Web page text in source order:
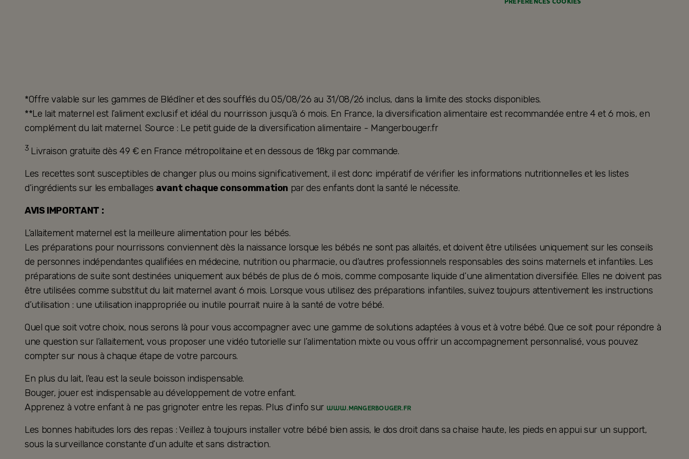
PRÉFÉRENCES COOKIES
*Offre valable sur les gammes de Blédîner et des soufflés du 05/08/26 au 31/08/26 inclus, dans la limite des stocks disponibles.
**Le lait maternel est l’aliment exclusif et idéal du nourrisson jusqu’à 6 mois. En France, la diversification alimentaire est recommandée entre 4 et 6 mois, en
complément du lait maternel. Source : Le petit guide de la diversification alimentaire - Mangerbouger.fr
3 Livraison gratuite dès 49 € en France métropolitaine et en dessous de 18kg par commande.
Les recettes sont susceptibles de changer plus ou moins significativement, il est donc impératif de vérifier les informations nutritionnelles et les listes
d’ingrédients sur les emballages avant chaque consommation par des enfants dont la santé le nécessite.
AVIS IMPORTANT :
L’allaitement maternel est la meilleure alimentation pour les bébés.
Les préparations pour nourrissons conviennent dès la naissance lorsque les bébés ne sont pas allaités, et doivent être utilisées uniquement sur les conseils
de personnes indépendantes qualifiées en médecine, nutrition ou pharmacie, ou d’autres professionnels responsables des soins maternels et infantiles. Les
préparations de suite sont destinées uniquement aux bébés de plus de 6 mois, comme composante liquide d’une alimentation diversifiée. Elles ne doivent pas
être utilisées comme substitut du lait maternel avant 6 mois. Lorsque vous utilisez des préparations infantiles, suivez toujours attentivement les instructions
d’utilisation : une utilisation inappropriée ou inutile pourrait nuire à la santé de votre bébé.
Quel que soit votre choix, nous serons là pour vous accompagner avec une gamme de solutions adaptées à vous et à votre bébé. Que ce soit pour répondre à
une question sur l’allaitement, vous proposer une vidéo tutorielle sur l’alimentation mixte ou vous offrir un accompagnement personnalisé, vous pouvez
compter sur nous à chaque étape de votre parcours.
En plus du lait, l'eau est la seule boisson indispensable.
Bouger, jouer est indispensable au développement de votre enfant.
Apprenez à votre enfant à ne pas grignoter entre les repas. Plus d'info sur WWW.MANGERBOUGER.FR
Les bonnes habitudes lors des repas : Veillez à toujours installer votre bébé bien assis, le dos droit dans sa chaise haute, les pieds en appui sur un support,
sous la surveillance constante d’un adulte et sans distraction.